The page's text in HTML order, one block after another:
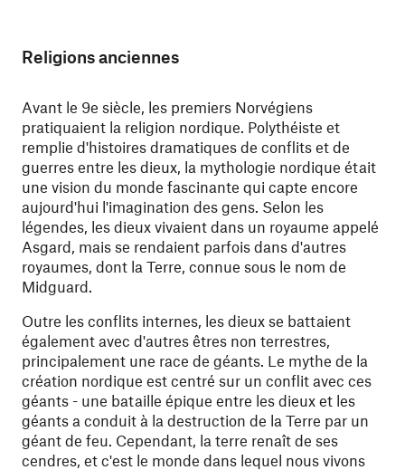
Religions anciennes
Avant le 9e siècle, les premiers Norvégiens
pratiquaient la religion nordique. Polythéiste et
remplie d'histoires dramatiques de conflits et de
guerres entre les dieux, la mythologie nordique était
une vision du monde fascinante qui capte encore
aujourd'hui l'imagination des gens. Selon les
légendes, les dieux vivaient dans un royaume appelé
Asgard, mais se rendaient parfois dans d'autres
royaumes, dont la Terre, connue sous le nom de
Midguard.
Outre les conflits internes, les dieux se battaient
également avec d'autres êtres non terrestres,
principalement une race de géants. Le mythe de la
création nordique est centré sur un conflit avec ces
géants - une bataille épique entre les dieux et les
géants a conduit à la destruction de la Terre par un
géant de feu. Cependant, la terre renaît de ses
cendres, et c'est le monde dans lequel nous vivons